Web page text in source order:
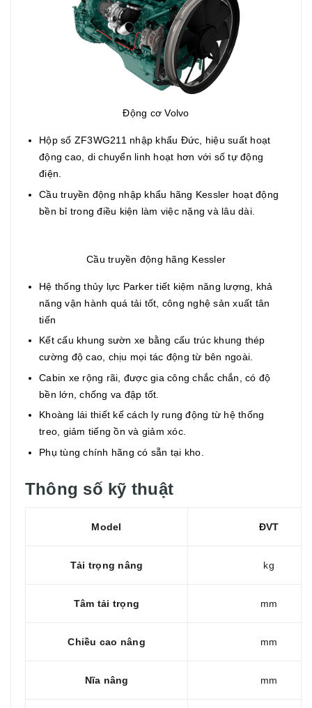
Động cơ Volvo
Hộp số ZF3WG211 nhập khẩu Đức, hiệu suất hoạt
động cao, di chuyển linh hoạt hơn với số tự động
điện.
Cầu truyền động nhập khẩu hãng Kessler hoạt động
bền bỉ trong điều kiện làm việc nặng và lâu dài.
Cầu truyền động hãng Kessler
Hệ thống thủy lực Parker tiết kiệm năng lượng, khả
năng vận hành quá tải tốt, công nghệ sản xuất tân
tiến
Kết cấu khung sườn xe bằng cấu trúc khung thép
cường độ cao, chịu mọi tác động từ bên ngoài.
Cabin xe rộng rãi, được gia công chắc chắn, có độ
bền lớn, chống va đập tốt.
Khoàng lái thiết kế cách ly rung động từ hệ thống
treo, giảm tiếng ồn và giảm xóc.
Phụ tùng chính hãng có sẵn tại kho.
Thông số kỹ thuật
Model ĐVT
Tải trọng nâng kg
Tâm tải trọng mm
Chiều cao nâng mm
Nĩa nâng mm